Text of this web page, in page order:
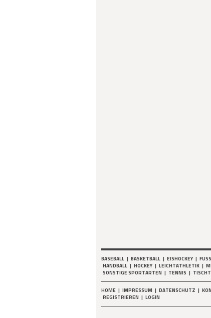
BASEBALL | BASKETBALL | EISHOCKEY |
HANDBALL | HOCKEY | LEICHTATHLETIK |
SONSTIGE SPORTARTEN | TENNIS |
HOME | IMPRESSUM | DATENSCHUTZ |
REGISTRIEREN | LOGIN